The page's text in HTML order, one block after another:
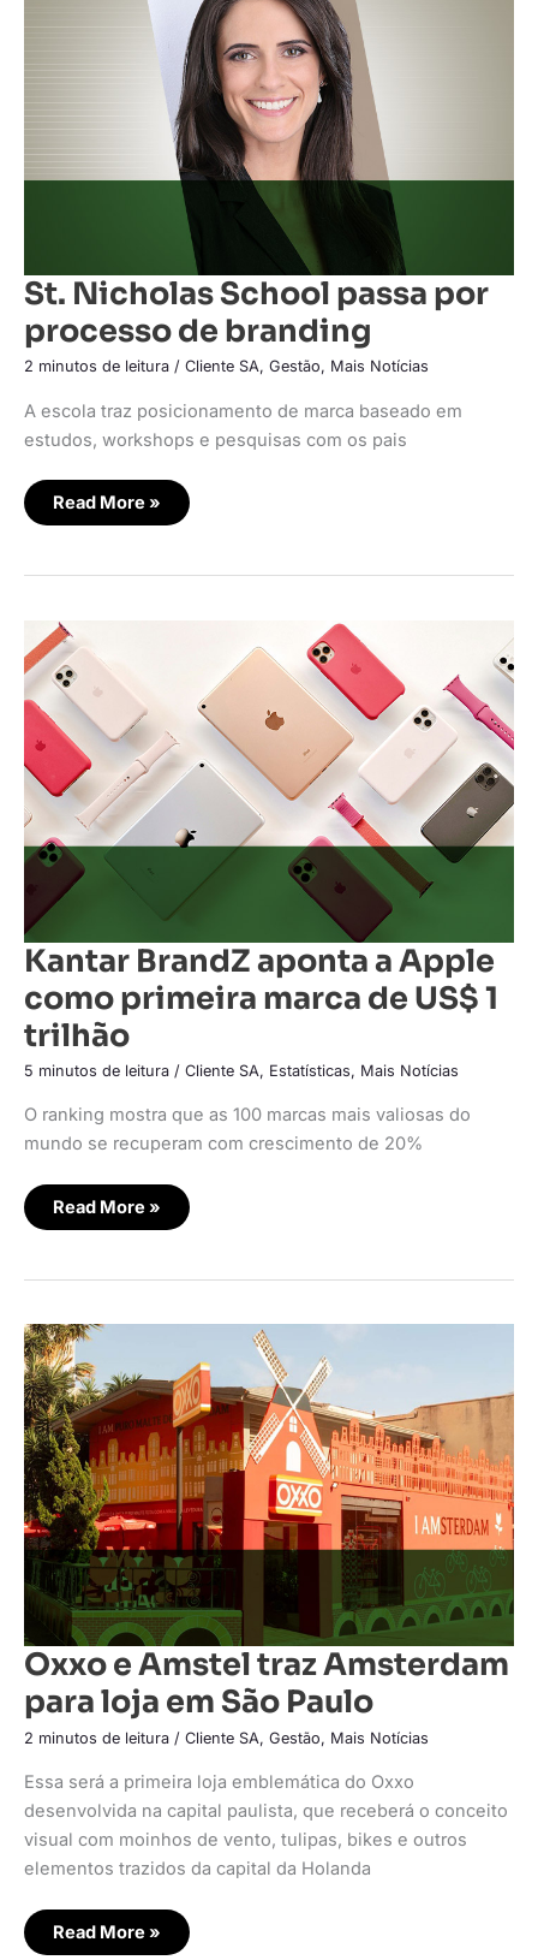
St. Nicholas School passa por
processo de branding
2 minutos de leitura / Cliente SA, Gestão, Mais Notícias
A escola traz posicionamento de marca baseado em
estudos, workshops e pesquisas com os pais
Read More »
Kantar BrandZ aponta a Apple
como primeira marca de US$ 1
trilhão
5 minutos de leitura / Cliente SA, Estatísticas, Mais Notícias
O ranking mostra que as 100 marcas mais valiosas do
mundo se recuperam com crescimento de 20%
Kantar
BrandZ
aponta
a
Apple
como
primeira
marca
US$
1
trilhão
Read More »
Oxxo e Amstel traz Amsterdam
para loja em São Paulo
2 minutos de leitura / Cliente SA, Gestão, Mais Notícias
Essa será a primeira loja emblemática do Oxxo
desenvolvida na capital paulista, que receberá o conceito
visual com moinhos de vento, tulipas, bikes e outros
elementos trazidos da capital da Holanda
Oxxo
e
Amstel
traz
Amsterdam
para
loja
em
São
Paulo
Read More »